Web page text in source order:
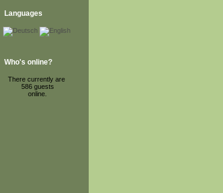
Languages
Who's online?
There currently are
586 guests
online.